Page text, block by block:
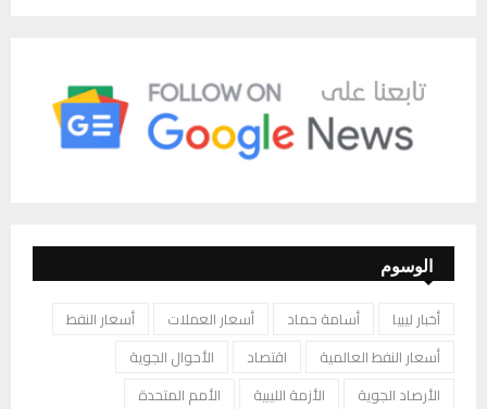
الوسوم
أخبار ليبيا أسامة حماد أسعار العملات
أسعار النفط
أسعار النفط العالمية
اقتصاد
الأحوال الجوية
الأرصاد الجوية
الأزمة الليبية
الأمم المتحدة